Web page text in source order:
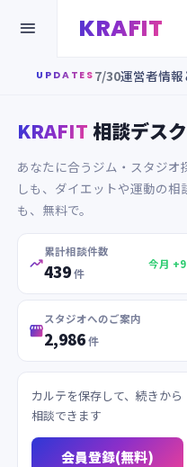

UPDATES 7/30運営者情
KRAFIT 相談デスク
あなたに合うジム・スタジオ
しも、ダイエットや運動の相
も、無料で。

累計相談件数
439件
今月 +9

スタジオへのご案内
2,986件
カルテを保存して、続きから
相談できます
会員登録(無料)